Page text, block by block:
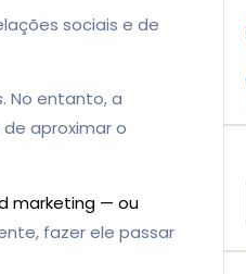
sociais e de
No entanto, a
aproximar o
marketing — ou
fazer ele passar